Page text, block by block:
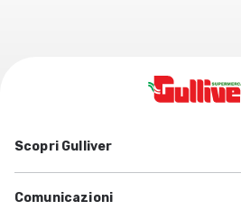
Scopri Gulliver
Comunicazioni